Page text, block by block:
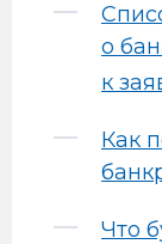
о
к
Как
Что